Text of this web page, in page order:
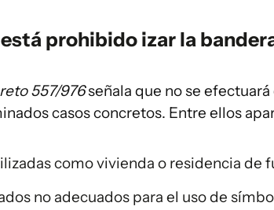
prohibido izar la
557/976señala que no se
casos concretos. Entre ellos
como vivienda o residencia de
no adecuados para el uso de